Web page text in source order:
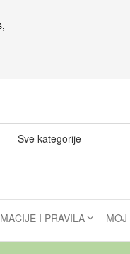
I PRAVILA MOJ